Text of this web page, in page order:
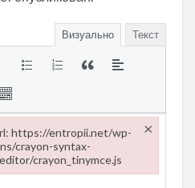
Визуально Текст
https://entropii.net/wp-
crayon-syntax-
crayon_tinymce.js
×
entropii.net/wp-content/